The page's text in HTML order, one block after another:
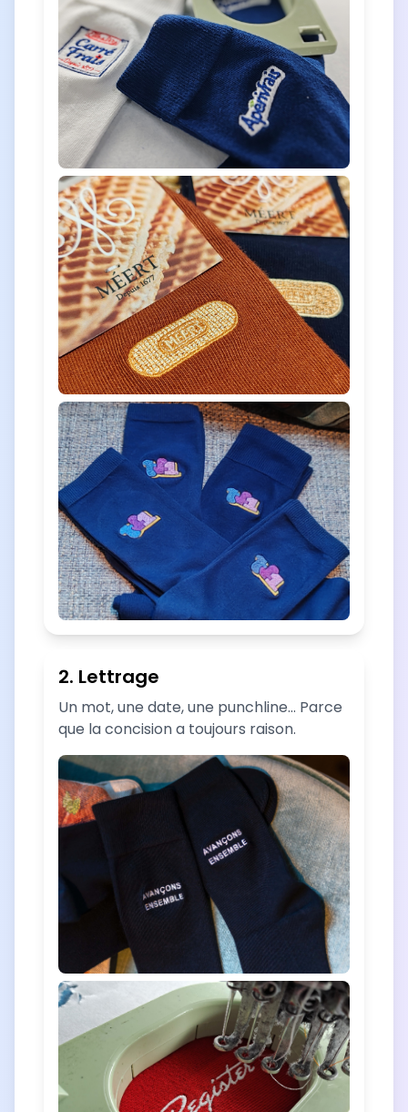
2. Lettrage
Un mot, une date, une punchline... Parce
que la concision a toujours raison.